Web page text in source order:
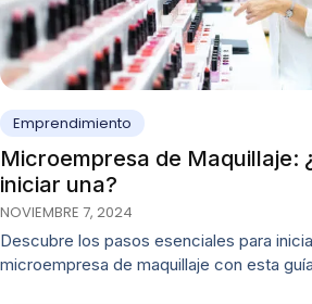
Emprendimiento
Microempresa de Maquillaje:
iniciar una?
NOVIEMBRE 7, 2024
Descubre los pasos esenciales para
microempresa de maquillaje con esta